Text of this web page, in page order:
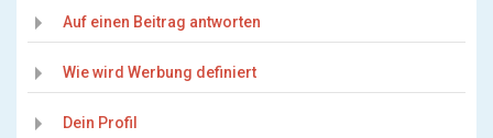
Auf einen Beitrag antworten
Wie wird Werbung definiert
Dein Profil